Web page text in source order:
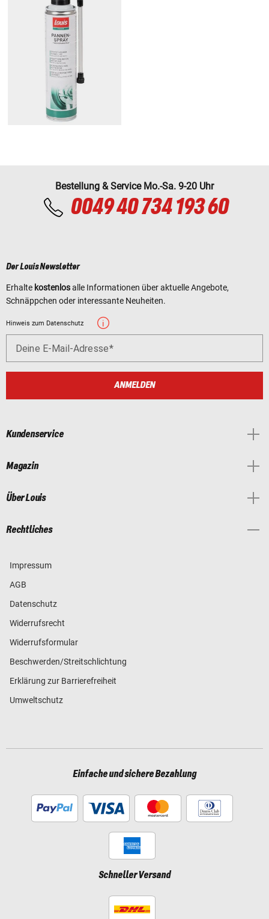
Bestellung & Service Mo.-Sa. 9-20 Uhr
0049 40 734 193 60
Der Louis Newsletter
Erhalte kostenlosalle Informationen über aktuelle Angebote,
Schnäppchen oder interessante Neuheiten.
Hinweis zum Datenschutz
Deine E-Mail-Adresse
ANMELDEN
Kundenservice
Magazin
Über Louis
Rechtliches
Impressum
AGB
Datenschutz
Widerrufsrecht
Widerrufsformular
Beschwerden/Streitschlichtung
Erklärung zur Barrierefreiheit
Umweltschutz
Einfache und sichere Bezahlung
Schneller Versand